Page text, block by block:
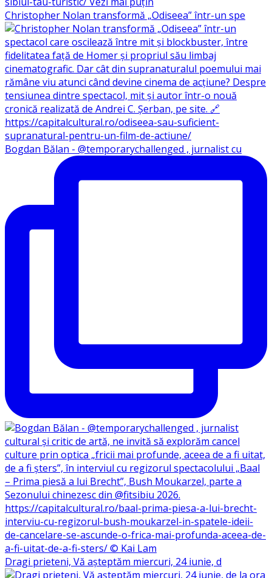
Christopher Nolan transformă „Odiseea” într-un spe
Bogdan Bălan - @temporarychallenged , jurnalist cu
Dragi prieteni, Vă așteptăm miercuri, 24 iunie, d